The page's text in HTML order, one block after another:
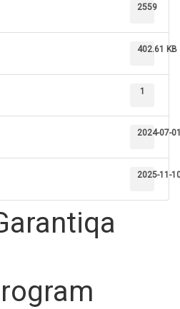
2559
402.61 KB
1
2024-07-
2025-11-